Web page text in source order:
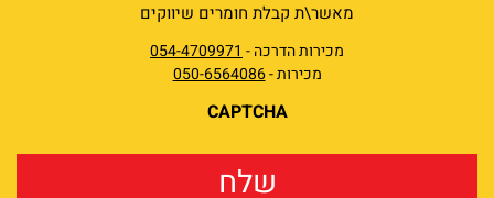
מאשר\ת קבלת חומרים שיווקים
מכירות הדרכה -054-4709971
מכירות -050-6564086
CAPTCHA